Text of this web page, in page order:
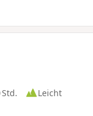
Std.
Leicht